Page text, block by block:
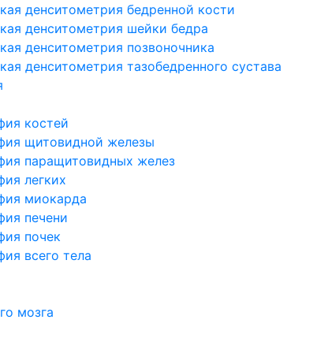
денситометрия бедренной кости
денситометрия шейки бедра
денситометрия позвоночника
денситометрия тазобедренного сустава
костей
щитовидной железы
паращитовидных желез
легких
миокарда
печени
почек
всего тела
мозга